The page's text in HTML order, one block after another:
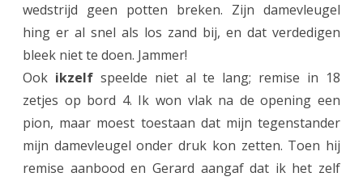
g
t
f
i
wedstrijd geen potten breken. Zijn damevleugel
hing er al snel als los zand bij, en dat verdedigen
bleek niet te doen. Jammer!
Ook ikzelfspeelde niet al te lang; remise in 18
zetjes op bord 4. Ik won vlak na de opening een
pion, maar moest toestaan dat mijn tegenstander
mijn damevleugel onder druk kon zetten. Toen hij
remise aanbood en Gerard aangaf dat ik het zelf